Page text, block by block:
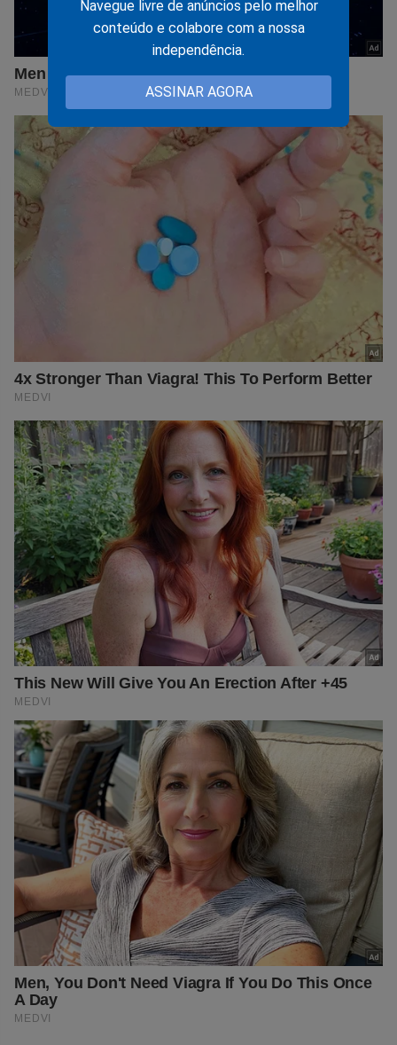
Navegue livre de anúncios pelo melhor
conteúdo e colabore com a nossa
independência.
ASSINAR AGORA